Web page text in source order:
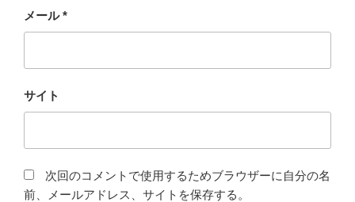
メール*
サイト
次回のコメントで使用するためブラウザーに自分の名
前、メールアドレス、サイトを保存する。